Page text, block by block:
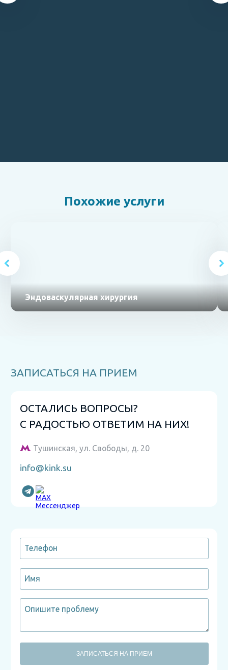
Похожие услуги
Эндоваскулярная хирургия
ЗАПИСАТЬСЯ НА ПРИЕМ
ОСТАЛИСЬ ВОПРОСЫ?
С РАДОСТЬЮ ОТВЕТИМ НА НИХ!
Тушинская, ул. Свободы, д. 20
info@kink.su
ЗАПИСАТЬСЯ НА ПРИЕМ